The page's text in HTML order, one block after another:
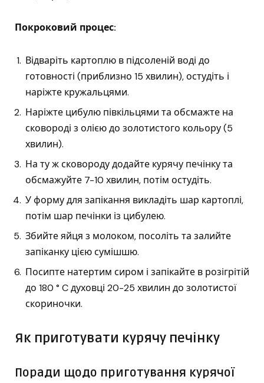
Покроковий процес:
Відваріть картоплю в підсоленій воді до
готовності (приблизно 15 хвилин), остудіть і
наріжте кружальцями.
Наріжте цибулю півкільцями та обсмажте на
сковороді з олією до золотистого кольору (5
хвилин).
На ту ж сковороду додайте курячу печінку та
обсмажуйте 7-10 хвилин, потім остудіть.
У форму для запікання викладіть шар картоплі,
потім шар печінки із цибулею.
Збийте яйця з молоком, посоліть та залийте
запіканку цією сумішшю.
Посипте натертим сиром і запікайте в розігрітій
до 180 ° C духовці 20-25 хвилин до золотистої
скориночки.
Як приготувати курячу печінку
Поради щодо приготування курячої